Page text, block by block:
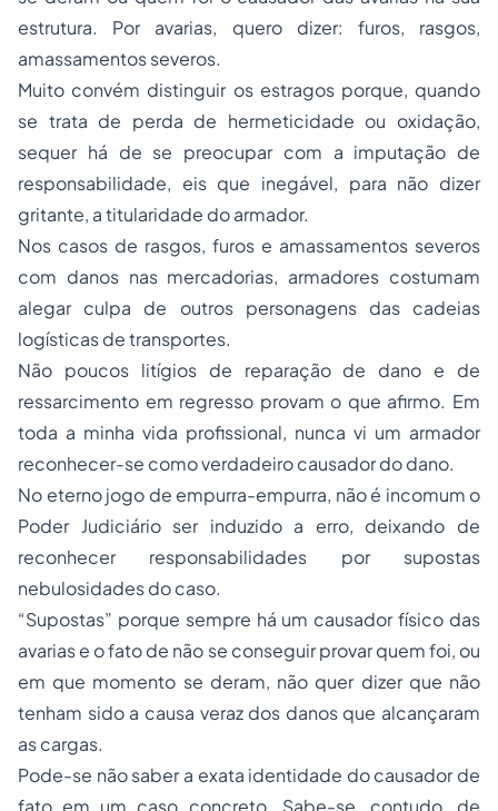
estrutura. Por avarias, quero dizer: furos, rasgos,
amassamentos severos.
Muito convém distinguir os estragos porque, quando
se trata de perda de hermeticidade ou oxidação,
sequer há de se preocupar com a imputação de
responsabilidade, eis que inegável, para não dizer
gritante, a titularidade do armador.
Nos casos de rasgos, furos e amassamentos severos
com danos nas mercadorias, armadores costumam
alegar culpa de outros personagens das cadeias
logísticas de transportes.
Não poucos litígios de reparação de dano e de
ressarcimento em regresso provam o que afirmo. Em
toda a minha vida profissional, nunca vi um armador
reconhecer-se como verdadeiro causador do dano.
No eterno jogo de empurra-empurra, não é incomum o
Poder Judiciário ser induzido a erro, deixando de
reconhecer responsabilidades por supostas
nebulosidades do caso.
“Supostas” porque sempre há um causador físico das
avarias e o fato de não se conseguir provar quem foi, ou
em que momento se deram, não quer dizer que não
tenham sido a causa veraz dos danos que alcançaram
as cargas.
Pode-se não saber a exata identidade do causador de
fato em um caso concreto. Sabe-se, contudo, de